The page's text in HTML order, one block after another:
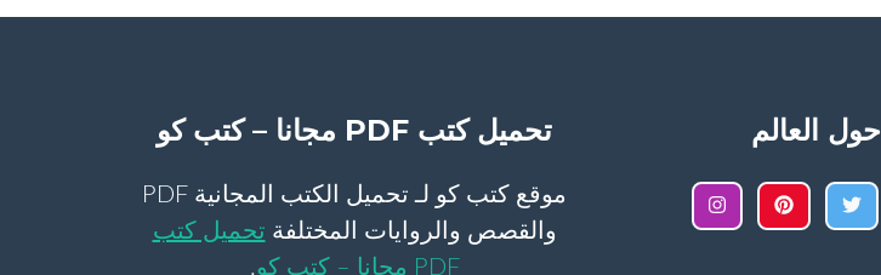
حول العالم تحميل كتب PDF مجانا – كتب كو
موقع كتب كو لـ تحميل الكتب المجانية PDF
والقصص والروايات المختلفة تحميل كتب
PDF مجانا – كتب كو
.